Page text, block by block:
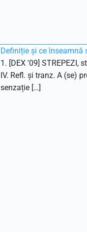
Definiție și ce înseamnă
1. [DEX '09] STREPEZI,
IV. Refl. și tranz. A (se)
senzație […]